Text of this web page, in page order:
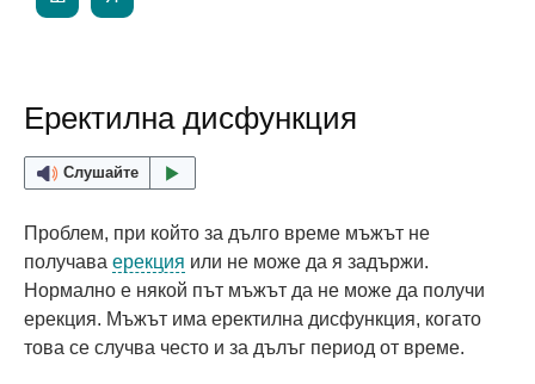
Еректилна дисфункция
Слушайте
Проблем, при който за дълго време мъжът не
получава ерекция или не може да я задържи.
Нормално е някой път мъжът да не може да получи
ерекция. Мъжът има еректилна дисфункция, когато
това се случва често и за дълъг период от време.